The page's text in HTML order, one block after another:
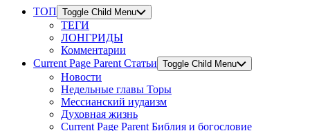
ТОП Toggle Child Menu
ТЕГИ
ЛОНГРИДЫ
Комментарии
Current Page Parent Статьи Toggle Child Menu
Новости
Недельные главы Торы
Мессианский иудаизм
Духовная жизнь
Current Page Parent Библия и богословие